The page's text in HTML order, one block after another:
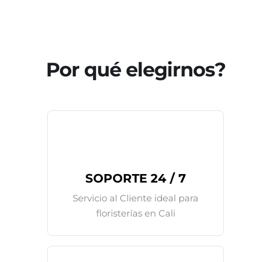
Por qué elegirnos?
SOPORTE 24 / 7
Servicio al Cliente ideal para
floristerías en Cali